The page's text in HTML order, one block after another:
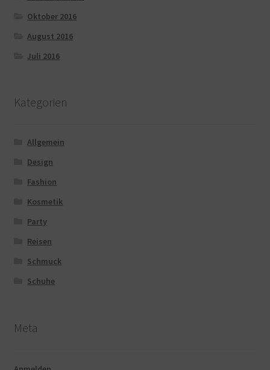
Oktober 2016
August 2016
Juli 2016
Kategorien
Allgemein
Design
Fashion
Kosmetik
Party
Reisen
Schmuck
Schuhe
Meta